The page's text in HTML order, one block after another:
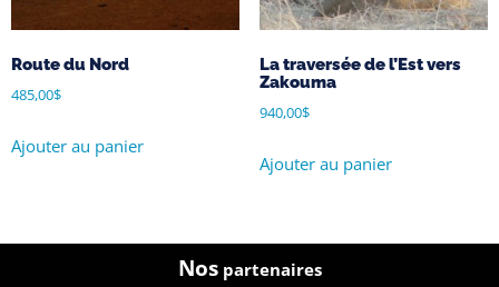
Route du Nord
485,00$
Ajouter au panier
La traversée de l’Est vers
Zakouma
940,00$
Ajouter au panier
Nospartenaires